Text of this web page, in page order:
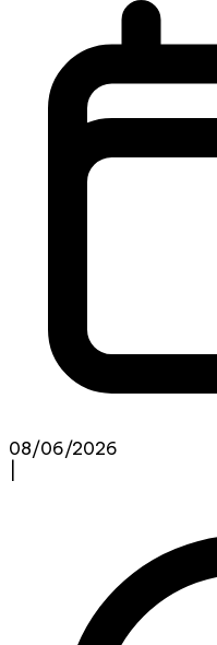
08/06/2026